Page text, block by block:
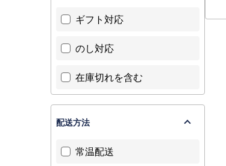
ギフト対応
のし対応
在庫切れを含む
配送方法
常温配送